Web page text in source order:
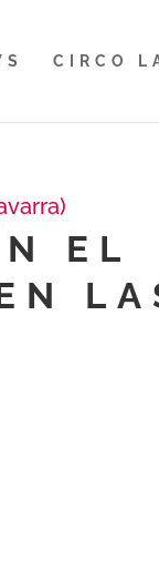
CIRCO
EL